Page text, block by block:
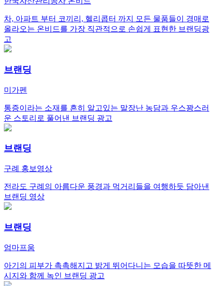
차, 아파트 부터 코끼리, 헬리콥터 까지 모든 물품들이 경매로
올라오는 온비드를 가장 직관적으로 손쉽게 표현한 브랜딩광
고
브랜딩
미가펜
통증이라는 소재를 흔히 알고있는 말장난 농담과 우스꽝스러
운 스토리로 풀어낸 브랜딩 광고
브랜딩
구례 홍보영상
전라도 구례의 아름다운 풍경과 먹거리들을 여행하듯 담아낸
브랜딩 영상
브랜딩
엄마프움
아기의 피부가 촉촉해지고 밝게 뛰어다니는 모습을 따뜻한 메
시지와 함께 녹인 브랜딩 광고